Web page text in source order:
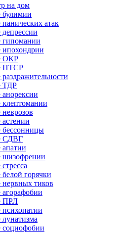
на дом
булимии
атак
гипомании
ипохондрии
ОКР
ПТСР
ТДР
клептомании
бессонницы
СДВГ
шизофрении
горячки
нервных тиков
ПРЛ
социофобии